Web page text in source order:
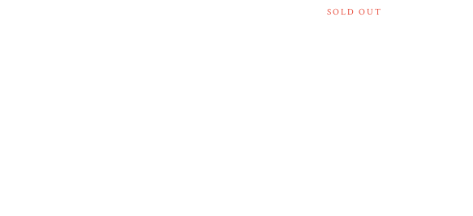
SOLD OUT